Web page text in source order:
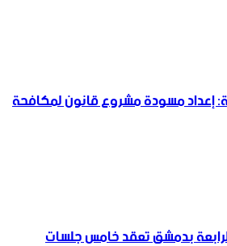
إعداد مسودة مشروع قانون لمكافحة
بدمشق تعقد خامس جلسات